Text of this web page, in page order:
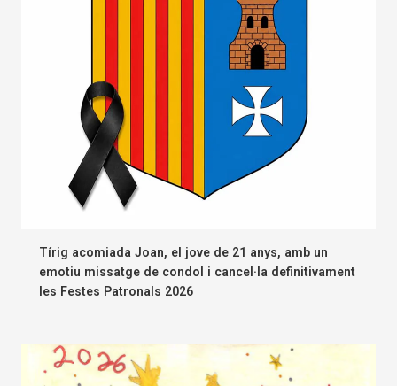
Tírig acomiada Joan, el jove de 21 anys, amb un
emotiu missatge de condol i cancel·la definitivament
les Festes Patronals 2026